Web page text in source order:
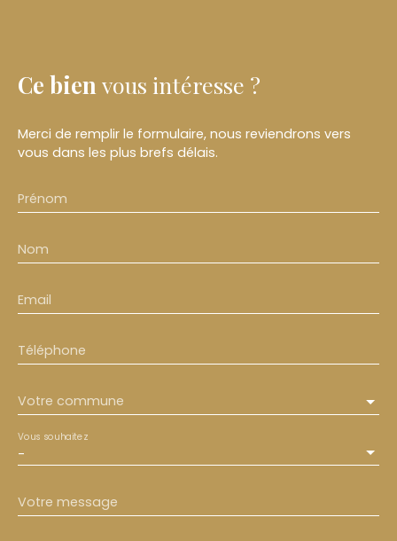
Ce bien vous intéresse ?
Merci de remplir le formulaire, nous reviendrons vers
vous dans les plus brefs délais.
Prénom
Nom
Email
Téléphone
Votre commune
-
Vous souhaitez
Votre message